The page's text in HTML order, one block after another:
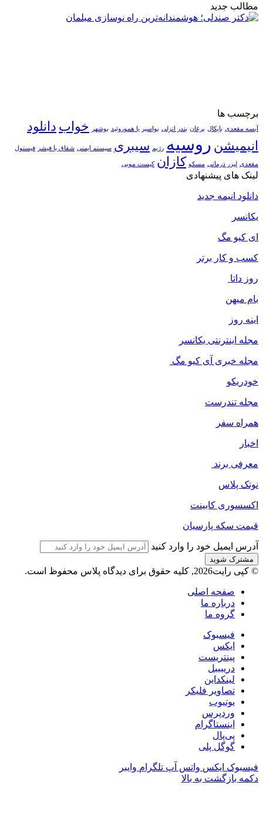
مطالب جدید
برچسب ها
آبسه مقعدی بایکال برغان بندر انزلی بواسیر یا هموروئید بوشهر خواب دانلود
انیمیشن روسیه رژیم سیبری سیستم ایمنی شقاق یا فیشر فیستول
مقعدی لیزر درمانی مسکو کازان کیست مویی
لینک های پیشنهادی
دانلود انیمه جدید
یکانسر
ای کیو مگ
کسب و کار برتر
روز داتا
بام میهن
اینه روز
مجله اینترنتی یکانسر
مجله خبری آی کیو مگ
خودریکو
مجله‌ تندرست
همراه سفر
اخبار
معرفی برند
نوتک پلاس
اکسسوری کابینت
قیمت سکه پارسیان
آدرس ایمیل خود را وارد کنید
© کپی رایت2026, کلیه حقوق برای دیدگاه پلاس محفوظ است.
صفحه اصلی
درباره ما
گروه ما
فیسبوک
ایکس
پینتریست
دریبببل
لینکداین
تصاویر فلیکر
یوتیوب
وردپرس
اینستاگرام
پی‌پال
گوگل پلی
فیسبوک ایکس واتس آپ تلگرام وایبر
دکمه بازگشت به بالا